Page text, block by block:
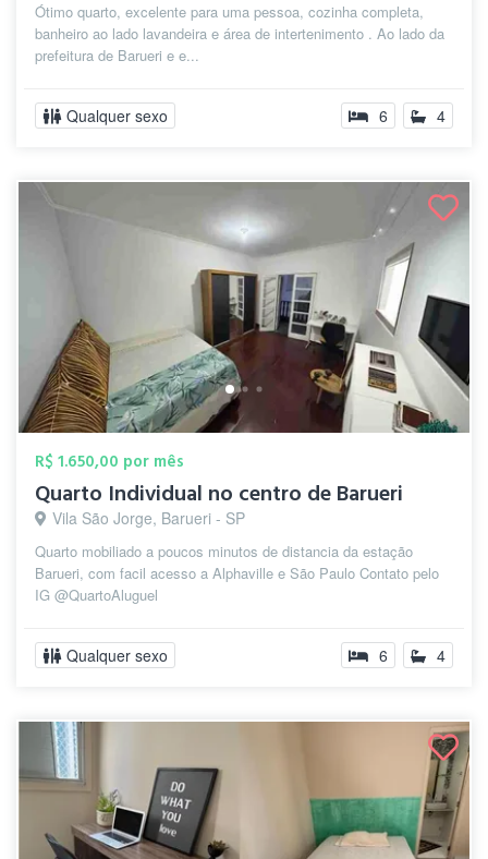
Ótimo quarto, excelente para uma pessoa, cozinha completa,
banheiro ao lado lavandeira e área de intertenimento . Ao lado da
prefeitura de Barueri e e...
Qualquer sexo 6 4
R$ 1.650,00 por mês
Quarto Individual no centro de Barueri
Vila São Jorge, Barueri - SP
Quarto mobiliado a poucos minutos de distancia da estação
Barueri, com facil acesso a Alphaville e São Paulo Contato pelo
IG @QuartoAluguel
Qualquer sexo 6 4